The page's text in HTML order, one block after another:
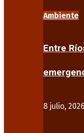
Ambiente
Entre
8 julio, 2026